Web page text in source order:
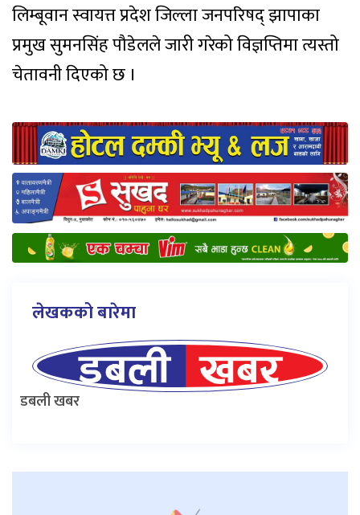
लिम्बूवान स्वायत्त प्रदेश जिल्ला जनपरिषद् झापाका
प्रमुख सुमनसिंह पौडेलले जारी गरेको विज्ञप्तिमा त्यस्तो
चेतावनी दिएको छ ।
लेखकको बारेमा
डबली खबर